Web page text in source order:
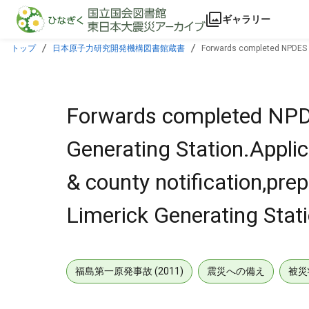
本文に飛ぶ
ギャラリー
トップ 日本原子力研究開発機構図書館蔵書
Forwards completed
Forwards completed
Generating
& county
Limerick Generating
福島第一原発事故 (2011) 震災への備え 被災